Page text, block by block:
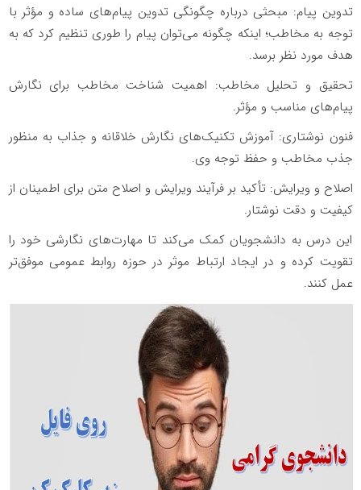
تدوین پیام: مبحثی درباره چگونگی تدوین پیام‌های ساده و مؤثر با
توجه به مخاطب؛ اینکه چگونه می‌توان پیام را طوری تنظیم کرد که به
هدف مورد نظر برسد.
تحقیق و تحلیل مخاطب: اهمیت شناخت مخاطب برای نگارش
پیام‌های مناسب و مؤثر.
فنون نوشتاری: آموزش تکنیک‌های نگارش خلاقانه و جذاب به منظور
جذب مخاطب و حفظ توجه وی.
اصلاح و ویرایش: تأکید بر فرآیند ویرایش و اصلاح متن برای اطمینان از
کیفیت و دقت نوشتار.
این درس به دانشجویان کمک می‌کند تا مهارت‌های نگارشی خود را
تقویت کرده و در ایجاد ارتباط موثر در حوزه روابط عمومی موفق‌تر
عمل کنند.